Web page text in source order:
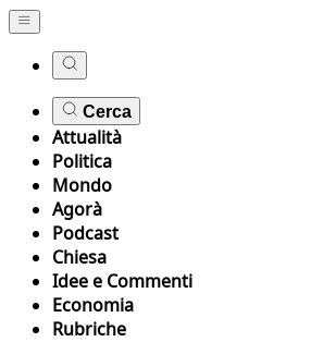
Cerca
Attualità
Politica
Mondo
Agorà
Podcast
Chiesa
Idee e Commenti
Economia
Rubriche